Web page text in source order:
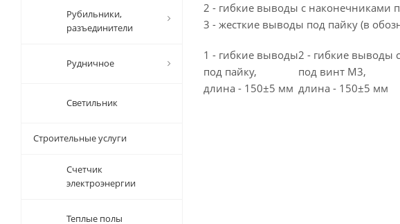
2 - гибкие выводы с наконечниками
3 - жесткие выводы под пайку (в
1 - гибкие выводы
под пайку,
длина - 150±5 мм
2 - гибкие выводы
под винт M3,
длина - 150±5 мм
Рубильники,
разъединители
Рудничное
Светильник
Строительные услуги
Счетчик
электроэнергии
Теплые полы